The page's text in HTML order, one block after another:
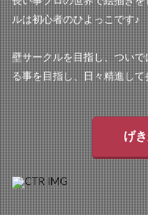
ルは初心者のひよっこです♪
壁サークルを目指し、つい
る事を目指し、日々精進し
げ